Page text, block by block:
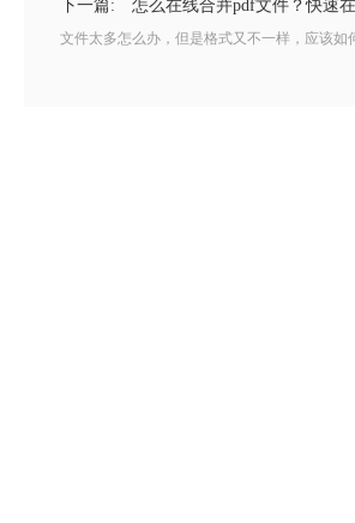
下一篇: 怎么在线合并pdf文件？快速
文件太多怎么办，但是格式又不一样，应该